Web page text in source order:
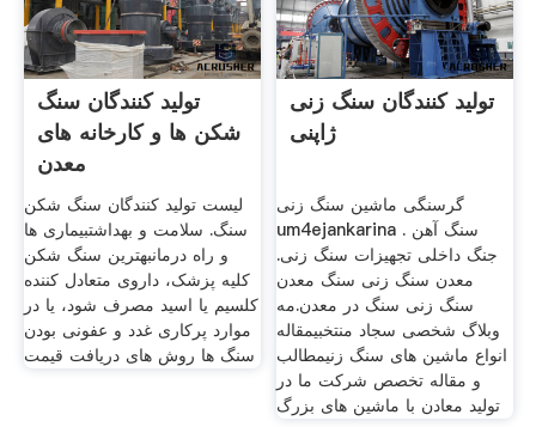
تولید کنندگان سنگ
شکن ها و کارخانه های
معدن
لیست تولید کنندگان سنگ شکن
سنگ. سلامت و بهداشتبیماری ها
و راه درمانبهترین سنگ شکن
کلیه پزشک، داروی متعادل کننده
کلسیم یا اسید مصرف شود، یا در
موارد پرکاری غدد و عفونی بودن
سنگ ها روش های دریافت قیمت
تولید کنندگان سنگ زنی
ژاپنی
گرسنگی ماشین سنگ زنی
um4ejankarina . سنگ آهن
جنگ داخلی تجهیزات سنگ زنی.
معدن سنگ زنی سنگ معدن
سنگ زنی سنگ در معدن.مه
وبلاگ شخصی سجاد منتخبیمقاله
انواع ماشین های سنگ زنیمطالب
و مقاله تخصص شرکت ما در
تولید معادن با ماشین های بزرگ